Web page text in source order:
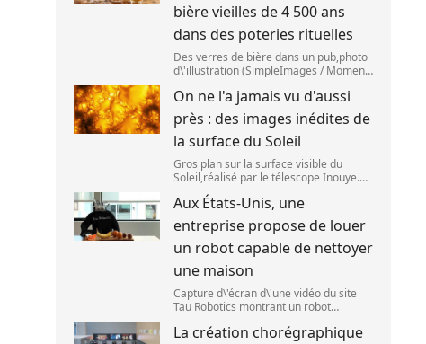
bière vieilles de 4 500 ans
dans des poteries rituelles
Des verres de bière dans un pub,photo
d\'illustration (SimpleImages / Moment
boisson alcoolisée du monde. Les
premières traces de bière ont été
retrouvées ch
On ne l'a jamais vu d'aussi
près : des images inédites de
la surface du Soleil
Gros plan sur la surface visible du
Soleil,réalisé par le télescope Inouye.
(NSF/NSO/AURA/MPS) Certains se
préparent peut-être à photographier le
mieux possible l\'éclipse solaire,prévue
le 1
Aux États-Unis, une
entreprise propose de louer
un robot capable de nettoyer
une maison
Capture d\'écran d\'une vidéo du site
Tau Robotics montrant un robot
cuisine. (Tau Robotics)
La création chorégraphique